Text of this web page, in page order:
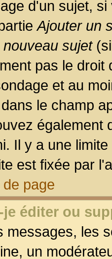
d'un sujet,
Ajouter un
sujet(si
pas le
et au
le champ
également
Il y a une
est fixée par
page
éditer ou
messages, les
un